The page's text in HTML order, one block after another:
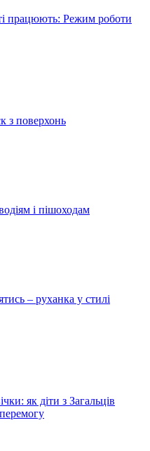
працюють: Режим роботи
з поверхонь
і пішоходам
– руханка у стилі
як діти з Загальців